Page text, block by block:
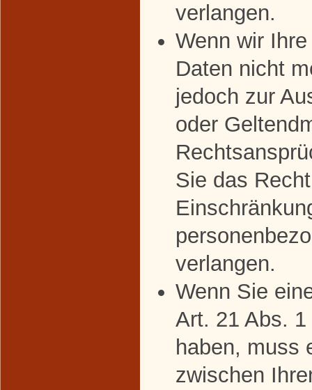
verlangen.
Wenn wir
Daten nicht
jedoch zur
oder
Sie das
verlangen.
Wenn Sie
Art. 21 Abs.
haben, muss
zwischen